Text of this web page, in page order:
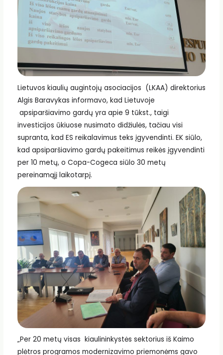
Lietuvos kiaulių augintojų asociacijos (LKAA) direktorius
Algis Baravykas informavo, kad Lietuvoje
apsiparšiavimo gardų yra apie 9 tūkst., taigi
investicijos ūkiuose nusimato didžiulės, tačiau visi
supranta, kad ES reikalavimus teks įgyvendinti. EK siūlo,
kad apsiparšiavimo gardų pakeitimus reikės įgyvendinti
per 10 metų, o Copa-Cogeca siūlo 30 metų
pereinamąjį laikotarpį.
„Per 20 metų visas kiaulininkystės sektorius iš Kaimo
plėtros programos modernizavimo priemonėms gavo